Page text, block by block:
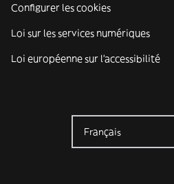
Configurer les cookies
Loi sur les services numériques
Loi européenne sur l’accessibilité